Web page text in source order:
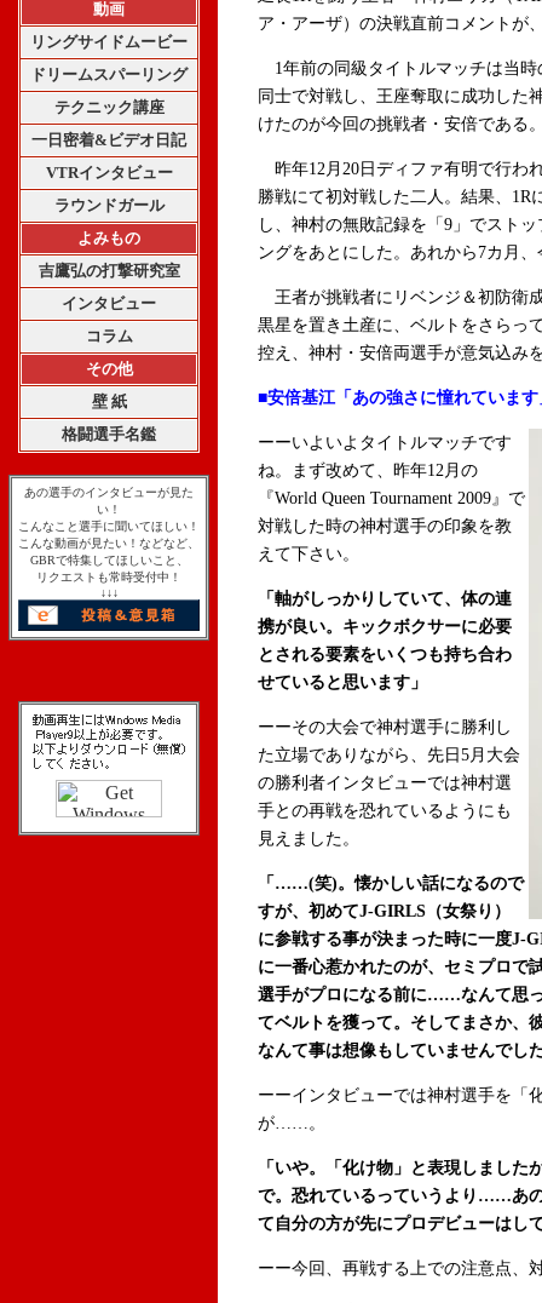
動画
リングサイドムービー
ドリームスパーリング
テクニック講座
一日密着&ビデオ日記
VTRインタビュー
ラウンドガール
よみもの
吉鷹弘の打撃研究室
インタビュー
コラム
その他
壁 紙
格闘選手名鑑
あの選手のインタビューが見た
い！
こんなこと選手に聞いてほしい！
こんな動画が見たい！などなど、
GBRで特集してほしいこと、
リクエストも常時受付中！
↓↓↓
ア・アーザ）の決戦直前コメントが
1年前の同級タイトルマッチは当時
同士で対戦し、王座奪取に成功した
けたのが今回の挑戦者・安倍である
昨年12月20日ディファ有明で行わ
勝戦にて初対戦した二人。結果、1R
し、神村の無敗記録を「9」でスト
ングをあとにした。あれから7カ月
王者が挑戦者にリベンジ＆初防衛
黒星を置き土産に、ベルトをさら
控え、神村・安倍両選手が意気込み
■安倍基江「あの強さに憧れています
ーーいよいよタイトルマッチです
ね。まず改めて、昨年12月の
『World Queen Tournament 2009』で
対戦した時の神村選手の印象を教
えて下さい。
「軸がしっかりしていて、体の連
携が良い。キックボクサーに必要
とされる要素をいくつも持ち合わ
せていると思います」
ーーその大会で神村選手に勝利し
た立場でありながら、先日5月大会
の勝利者インタビューでは神村選
手との再戦を恐れているようにも
見えました。
「……(笑)。懐かしい話になるので
すが、初めてJ-GIRLS（女祭り）
に参戦する事が決まった時に一度J-
に一番心惹かれたのが、セミプロで
選手がプロになる前に……なんて思
てベルトを獲って。そしてまさか、
なんて事は想像もしていませんでし
ーーインタビューでは神村選手を「
が……。
「いや。「化け物」と表現しまし
で。恐れているっていうより……あ
て自分の方が先にプロデビューはし
ーー今回、再戦する上での注意点、